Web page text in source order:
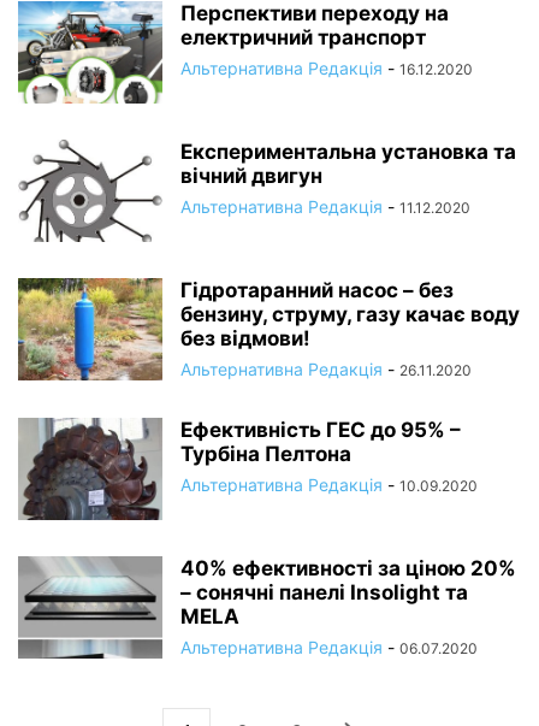
Перспективи переходу на
електричний транспорт
Альтернативна Редакція - 16.12.2020
Експериментальна установка та
вічний двигун
Альтернативна Редакція - 11.12.2020
Гідротаранний насос – без
бензину, струму, газу качає воду
без відмови!
Альтернативна Редакція - 26.11.2020
Ефективність ГЕС до 95% –
Турбіна Пелтона
Альтернативна Редакція - 10.09.2020
40% ефективності за ціною 20%
– сонячні панелі Insolight та
MELA
Альтернативна Редакція - 06.07.2020